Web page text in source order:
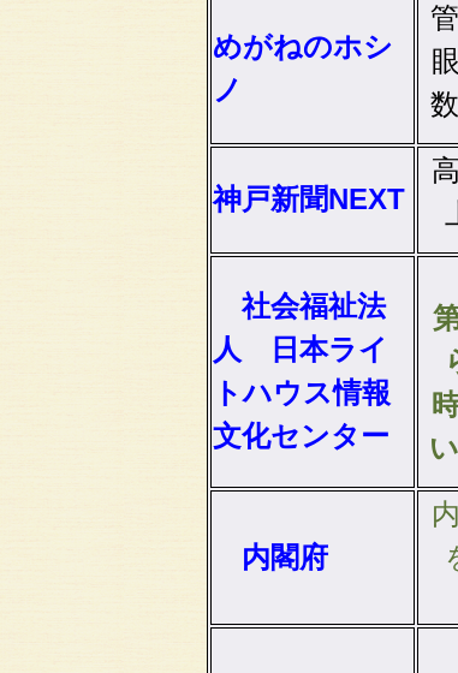
めがねのホシ
ノ
神戸新聞NEXT
社会福祉法
人 日本ライ
トハウス情報
文化センター
内閣府